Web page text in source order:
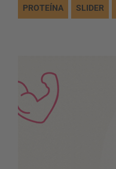
PROTEÍNA SLIDER